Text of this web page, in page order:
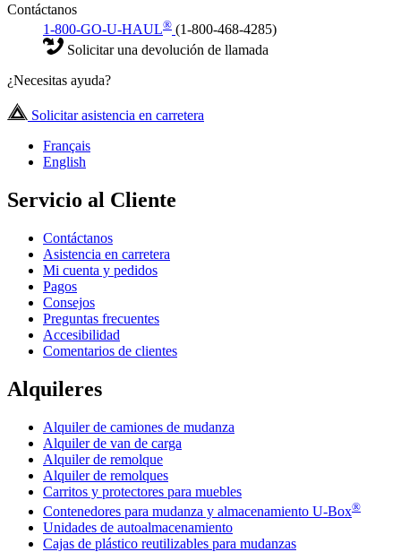
Contáctanos
1-800-GO-U-HAUL® (1-800-468-4285)
Solicitar una devolución de llamada
¿Necesitas ayuda?
Solicitar asistencia en carretera
Français
English
Servicio al Cliente
Contáctanos
Asistencia en carretera
Mi cuenta y pedidos
Pagos
Consejos
Preguntas frecuentes
Accesibilidad
Comentarios de clientes
Alquileres
Alquiler de camiones de mudanza
Alquiler de van de carga
Alquiler de remolque
Alquiler de remolques
Carritos y protectores para muebles
Contenedores para mudanza y almacenamiento U-Box®
Unidades de autoalmacenamiento
Cajas de plástico reutilizables para mudanzas